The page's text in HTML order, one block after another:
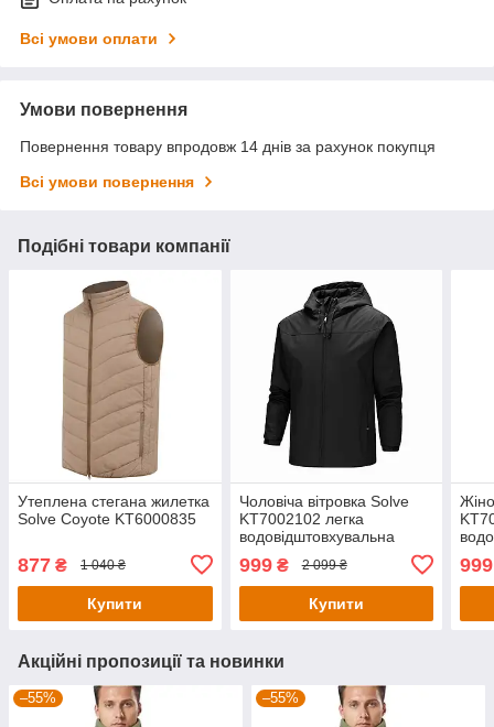
Всі умови оплати
Умови повернення
Повернення товару впродовж 14 днів за рахунок покупця
Всі умови повернення
Подібні товари компанії
Утеплена стегана жилетка
Solve Coyote KT6000835
877 ₴ 1 040 ₴
Купити
Чоловіча вітровка Solve
KT7002102 легка
водовідштовхувальна
куртка для весни та осені
Чорна - розмір XS
999₴ 2 099 ₴
Купити
999
Акційні пропозиції та новинки
–55% –55%